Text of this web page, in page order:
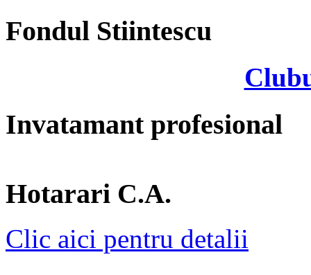
Fondul Stiintescu
Invatamant profesional
Hotarari C.A.
Clic aici pentru detalii